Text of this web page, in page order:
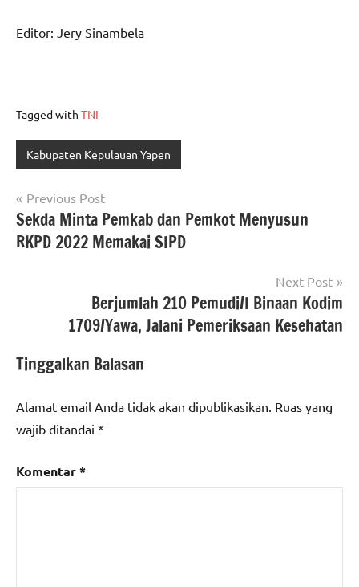
Editor: Jery Sinambela
Tagged with TNI
Kabupaten Kepulauan Yapen
Navigasi
pos
Previous Post
Sekda Minta Pemkab dan Pemkot Menyusun
RKPD 2022 Memakai SIPD
Next Post
Berjumlah 210 Pemudi/I Binaan Kodim
1709/Yawa, Jalani Pemeriksaan Kesehatan
Tinggalkan Balasan
Alamat email Anda tidak akan dipublikasikan. Ruas yang
wajib ditandai *
Komentar*